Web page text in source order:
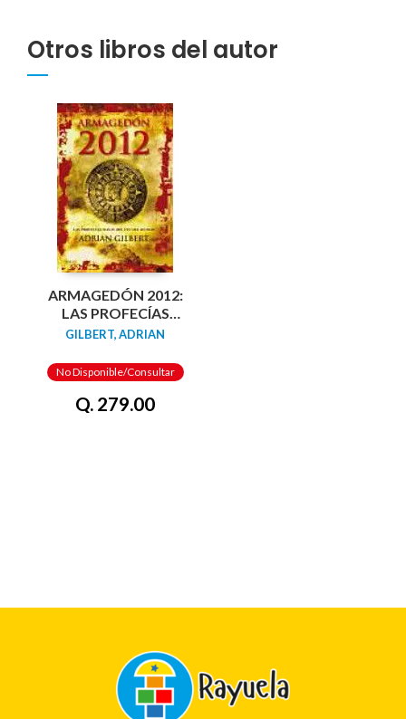
Otros libros del autor
ARMAGEDÓN 2012:
LAS PROFECÍAS
MAYAS DEL FIN DEL
GILBERT, ADRIAN
No Disponible/Consultar
Q. 279.00